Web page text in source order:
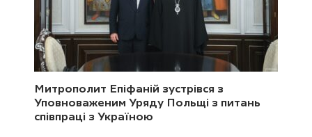
Митрополит Епіфаній зустрівся з
Уповноваженим Уряду Польщі з питань
співпраці з Україною